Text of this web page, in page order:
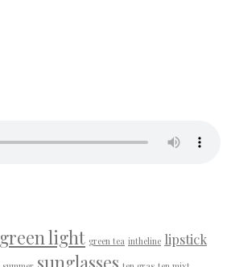
green light green tea intheline lipstick
sunglasses